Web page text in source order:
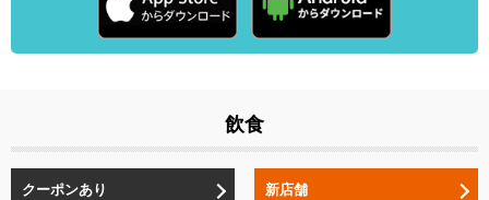
飲食
クーポンあり 新店舗